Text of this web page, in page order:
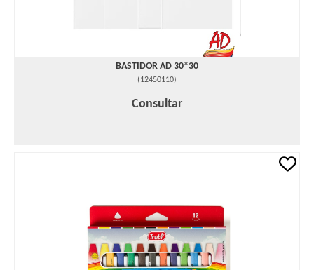
BASTIDOR AD 30*30
(12450110)
Consultar